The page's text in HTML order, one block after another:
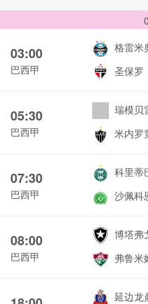
03:00
巴西甲
格雷米
圣保罗
05:30
巴西甲
瑞模贝
米内罗
07:30
巴西甲
科里蒂
沙佩科
08:00
巴西甲
博塔弗
弗鲁米
延边龙